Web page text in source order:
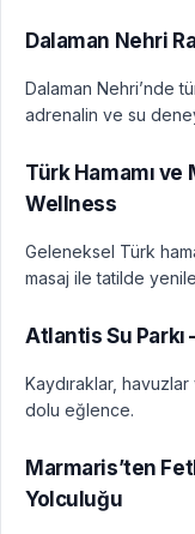
Dalaman Nehri
Dalaman Nehri’nde
adrenalin ve su
Türk Hamamı
Wellness
Geleneksel Türk
masaj ile tatilde
Atlantis Su
Kaydıraklar,
dolu eğlence.
Marmaris’ten
Yolculuğu